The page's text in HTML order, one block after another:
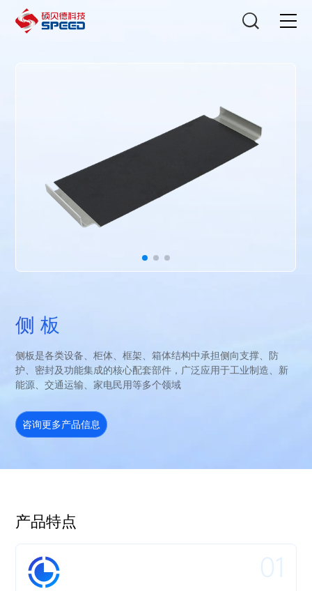
智能制造
关于我们
选择语言 在线咨询
侧 板
侧板是各类设备、柜体、框架、箱体结构中承担侧向支撑、防
护、密封及功能集成的核心配套部件，广泛应用于工业制造、新
能源、交通运输、家电民用等多个领域
咨询更多产品信息
产品特点
01